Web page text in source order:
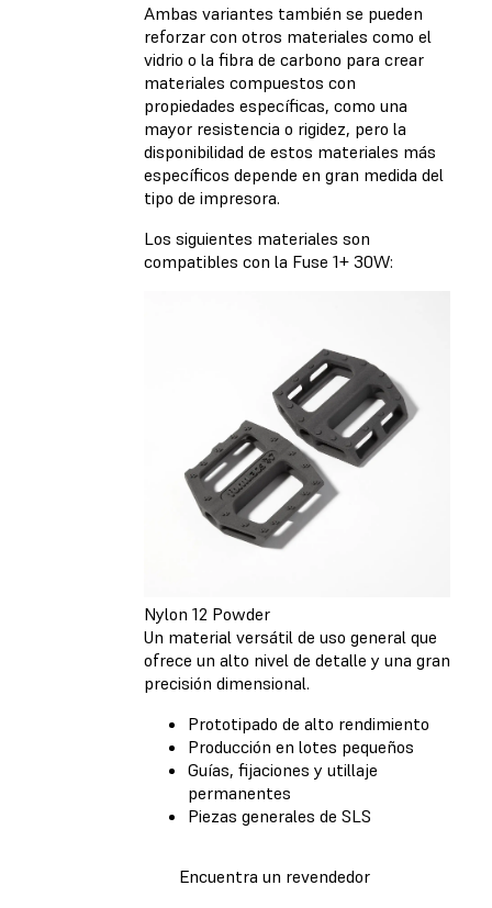
Ambas variantes también se pueden
reforzar con otros materiales como el
vidrio o la fibra de carbono para crear
materiales compuestos con
propiedades específicas, como una
mayor resistencia o rigidez, pero la
disponibilidad de estos materiales más
específicos depende en gran medida del
tipo de impresora.
Los siguientes materiales son
compatibles con la Fuse 1+ 30W:
Nylon 12 Powder
Un material versátil de uso general que
ofrece un alto nivel de detalle y una gran
precisión dimensional.
Prototipado de alto rendimiento
Producción en lotes pequeños
Guías, fijaciones y utillaje
permanentes
Piezas generales de SLS
Encuentra un revendedor